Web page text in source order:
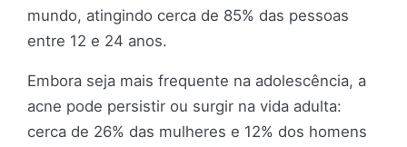
mundo, atingindo cerca de 85% das pessoas
entre 12 e 24 anos.
Embora seja mais frequente na adolescência, a
acne pode persistir ou surgir na vida adulta:
cerca de 26% das mulheres e 12% dos homens